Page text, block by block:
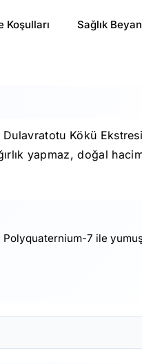
Koşulları Sağlık
Kökü
yapmaz, doğal
7 ile